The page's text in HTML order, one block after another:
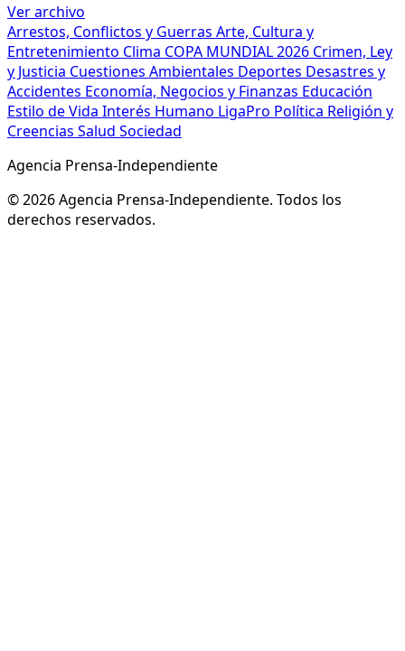
Ver archivo
Arrestos, Conflictos y Guerras Arte, Cultura y
Entretenimiento Clima COPA MUNDIAL 2026 Crimen, Ley
y Justicia Cuestiones Ambientales Deportes Desastres y
Accidentes Economía, Negocios y Finanzas Educación
Estilo de Vida Interés Humano LigaPro Política Religión y
Creencias Salud Sociedad
Agencia Prensa-Independiente
© 2026 Agencia Prensa-Independiente. Todos los
derechos reservados.